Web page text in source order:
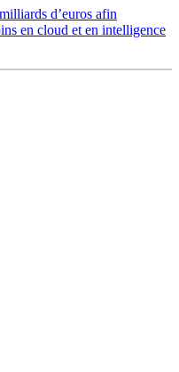
d’euros afin
en cloud et en intelligence